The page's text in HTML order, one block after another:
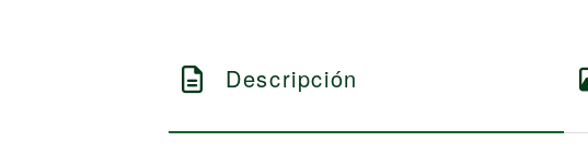
Descripción